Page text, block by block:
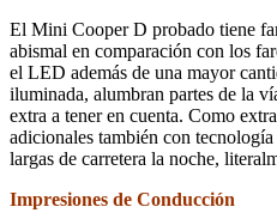
El Mini Cooper D probado tiene
abismal en comparación con los
el LED además de una mayor
iluminada, alumbran partes de la
extra a tener en cuenta. Como
adicionales también con
largas de carretera la noche,
Impresiones de Conducción